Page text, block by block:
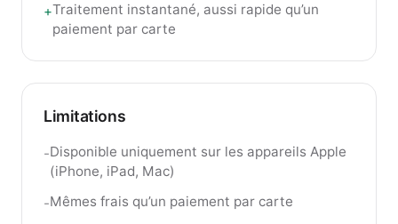
+Traitement instantané, aussi rapide qu’un
paiement par carte
Limitations
-Disponible uniquement sur les appareils Apple
(iPhone, iPad, Mac)
-Mêmes frais qu’un paiement par carte